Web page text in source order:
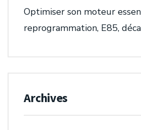
Optimiser son moteur
reprogrammation, E85,
Archives